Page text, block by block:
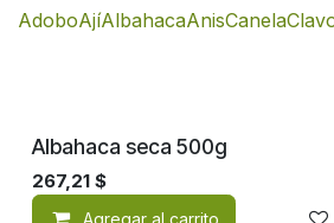
AdoboAjíAlbahacaAnisCanela
Albahaca seca 500g
267,21 $